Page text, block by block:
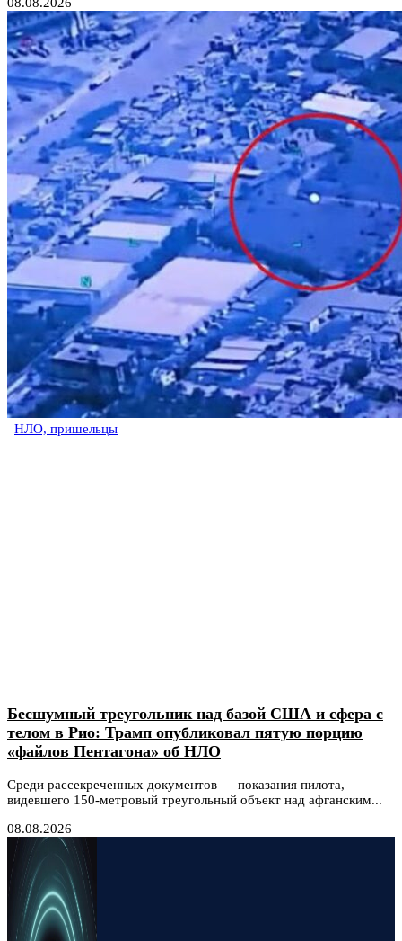
НЛО, пришельцы
Бесшумный треугольник над базой США и сфера с
телом в Рио: Трамп опубликовал пятую порцию
«файлов Пентагона» об НЛО
Среди рассекреченных документов — показания пилота,
видевшего 150-метровый треугольный объект над афганским...
08.08.2026